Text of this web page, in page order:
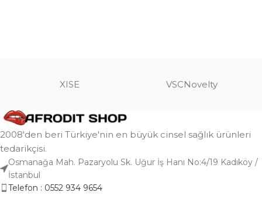
XISE VSCNovelty
2008'den beri Türkiye'nin en büyük cinsel sağlık ürünleri
tedarikçisi.
Osmanağa Mah. Pazaryolu Sk. Uğur İş Hanı No:4/19 Kadıköy /
İstanbul
Telefon : 0552 934 9654